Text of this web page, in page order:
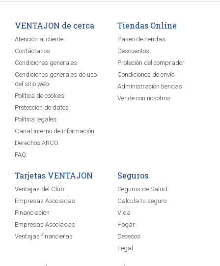
VENTAJON de cerca
Atención al cliente
Contáctanos
Condiciones generales
Condiciones generales de uso
del sitio web
Política de cookies
Protección de datos
Política legales
Canal interno de información
Derechos ARCO
FAQ
Tiendas Online
Paseo de tiendas
Descuentos
Proteción del comprador
Condiciones de envío
Administración tiendas
Vende con nosotros
Tarjetas VENTAJON
Ventajas del Club
Empresas Asociadas
Financiación
Empresas Asociadas
Ventajas financieras
Seguros
Seguros de Salud
Calcula tu seguro
Vida
Hogar
Decesos
Legal